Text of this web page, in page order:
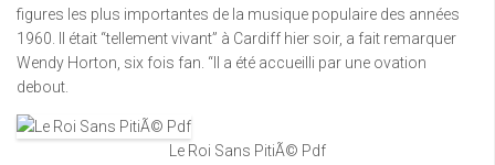
figures les plus importantes de la musique populaire des années
1960. Il était “tellement vivant” à Cardiff hier soir, a fait remarquer
Wendy Horton, six fois fan. “Il a été accueilli par une ovation
debout.
Le Roi Sans PitiÃ© Pdf